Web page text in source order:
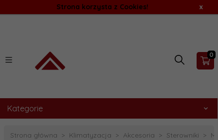
Strona korzysta z Cookies! x
0
Kategorie
Strona główna Klimatyzacja Akcesoria Sterowniki